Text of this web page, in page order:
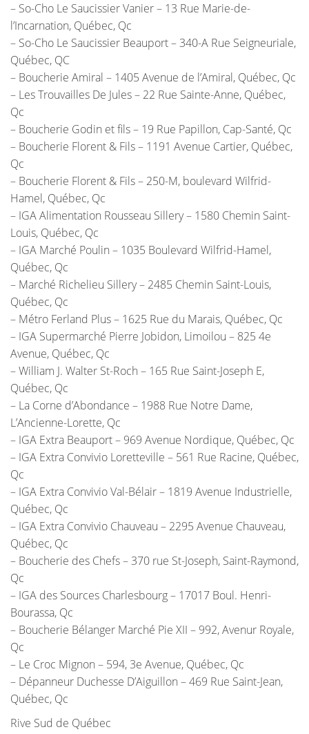
– So-Cho Le Saucissier Vanier – 13 Rue Marie-de-
l’Incarnation, Québec, Qc
– So-Cho Le Saucissier Beauport – 340-A Rue Seigneuriale,
Québec, QC
– Boucherie Amiral – 1405 Avenue de l’Amiral, Québec, Qc
– Les Trouvailles De Jules – 22 Rue Sainte-Anne, Québec,
Qc
– Boucherie Godin et fils – 19 Rue Papillon, Cap-Santé, Qc
– Boucherie Florent & Fils – 1191 Avenue Cartier, Québec,
Qc
– Boucherie Florent & Fils – 250-M, boulevard Wilfrid-
Hamel, Québec, Qc
– IGA Alimentation Rousseau Sillery – 1580 Chemin Saint-
Louis, Québec, Qc
– IGA Marché Poulin – 1035 Boulevard Wilfrid-Hamel,
Québec, Qc
– Marché Richelieu Sillery – 2485 Chemin Saint-Louis,
Québec, Qc
– Métro Ferland Plus – 1625 Rue du Marais, Québec, Qc
– IGA Supermarché Pierre Jobidon, Limoilou – 825 4e
Avenue, Québec, Qc
– William J. Walter St-Roch – 165 Rue Saint-Joseph E,
Québec, Qc
– La Corne d’Abondance – 1988 Rue Notre Dame,
L’Ancienne-Lorette, Qc
– IGA Extra Beauport – 969 Avenue Nordique, Québec, Qc
– IGA Extra Convivio Loretteville – 561 Rue Racine, Québec,
Qc
– IGA Extra Convivio Val-Bélair – 1819 Avenue Industrielle,
Québec, Qc
– IGA Extra Convivio Chauveau – 2295 Avenue Chauveau,
Québec, Qc
– Boucherie des Chefs – 370 rue St-Joseph, Saint-Raymond,
Qc
– IGA des Sources Charlesbourg – 17017 Boul. Henri-
Bourassa, Qc
– Boucherie Bélanger Marché Pie XII – 992, Avenur Royale,
Qc
– Le Croc Mignon – 594, 3e Avenue, Québec, Qc
– Dépanneur Duchesse D’Aiguillon – 469 Rue Saint-Jean,
Québec, Qc
Rive Sud de Québec